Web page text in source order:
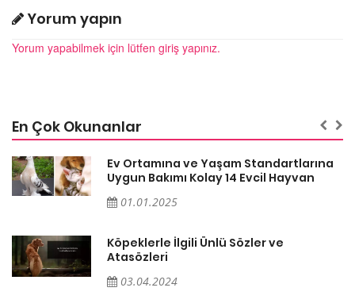
Yorum yapın
Yorum yapabilmek için lütfen giriş yapınız.
En Çok Okunanlar
Ev Ortamına ve Yaşam Standartlarına
Uygun Bakımı Kolay 14 Evcil Hayvan
01.01.2025
Köpeklerle İlgili Ünlü Sözler ve
Atasözleri
03.04.2024